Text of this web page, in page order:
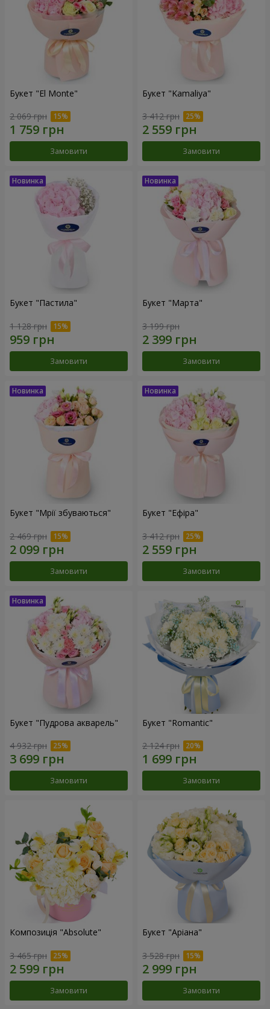
Букет "El Monte"
2 069 грн
Замовити
Букет "Kamaliya"
3 412 грн
Замовити
Букет "Пастила"
1 128 грн
Замовити
Букет "Марта"
3 199 грн
Замовити
Букет "Мрії збуваються"
2 469 грн
Замовити
Букет "Ефіра"
3 412 грн
Замовити
Букет "Пудрова акварель"
4 932 грн
Замовити
Букет "Romantic"
2 124 грн
Замовити
Композиція "Absolute"
3 465 грн
Замовити
Букет "Аріана"
3 528 грн
Замовити